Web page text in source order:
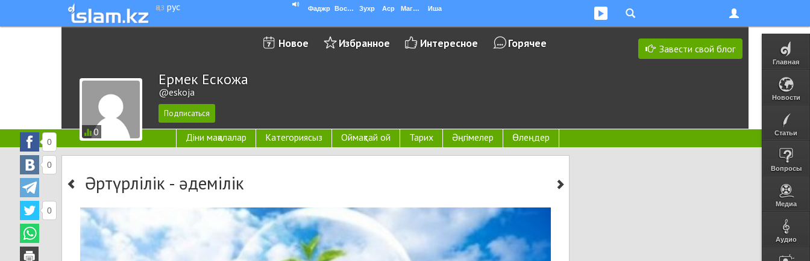
қаз рус Фаджр Восход Зухр Аср Магриб Иша
Главная
Новости
Статьи
Вопросы
Медиа
Аудио
Завести свой блог
Новое Избранное Интересное Горячее
0
Ермек Ескожа
@eskoja
Діни мақалалар Категориясыз Оймақтай ой Тарих Әңгімелер Өлеңдер
Әртүрлілік - әдемілік
0
0
0